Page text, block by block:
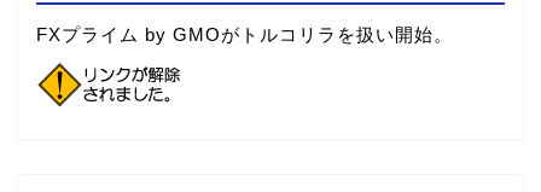
FXプライム by GMOがトルコリラを扱い開始。